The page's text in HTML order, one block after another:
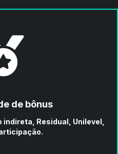
de bônus
Residual, Unilevel,